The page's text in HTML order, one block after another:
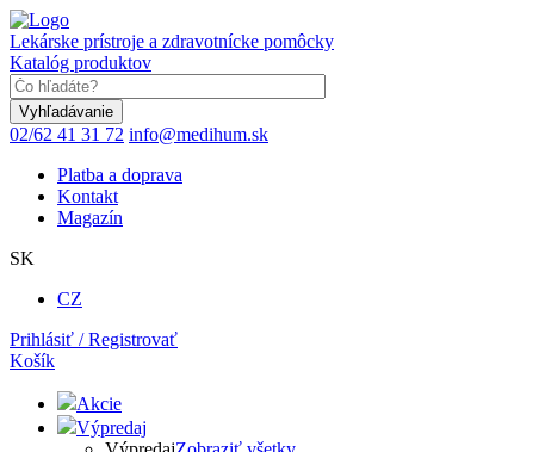
Skočiť
na
hlavný
obsah
Lekárske prístroje a zdravotnícke pomôcky
Katalóg produktov
02/62 41 31 72 info@medihum.sk
Platba a doprava
Kontakt
Magazín
SK
CZ
Prihlásiť / Registrovať
Košík
Akcie
Výpredaj